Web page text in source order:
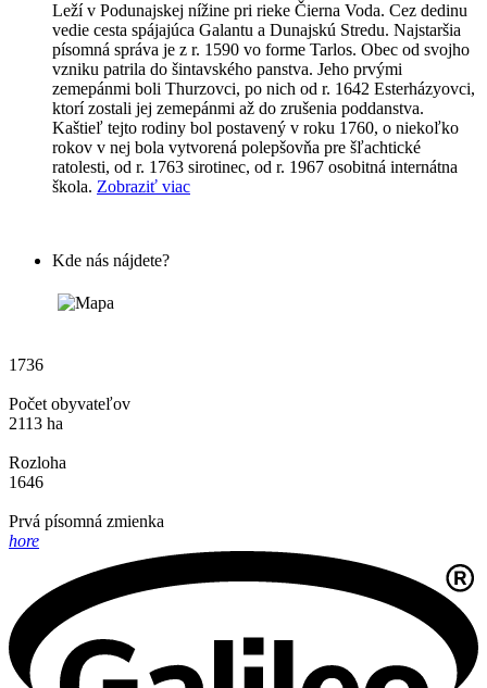
Leží v Podunajskej nížine pri rieke Čierna Voda. Cez dedinu
vedie cesta spájajúca Galantu a Dunajskú Stredu. Najstaršia
písomná správa je z r. 1590 vo forme Tarlos. Obec od svojho
vzniku patrila do šintavského panstva. Jeho prvými
zemepánmi boli Thurzovci, po nich od r. 1642 Esterházyovci,
ktorí zostali jej zemepánmi až do zrušenia poddanstva.
Kaštieľ tejto rodiny bol postavený v roku 1760, o niekoľko
rokov v nej bola vytvorená polepšovňa pre šľachtické
ratolesti, od r. 1763 sirotinec, od r. 1967 osobitná internátna
škola. Zobraziť viac
Kde nás nájdete?
1736
Počet obyvateľov
2113 ha
Rozloha
1646
Prvá písomná zmienka
hore